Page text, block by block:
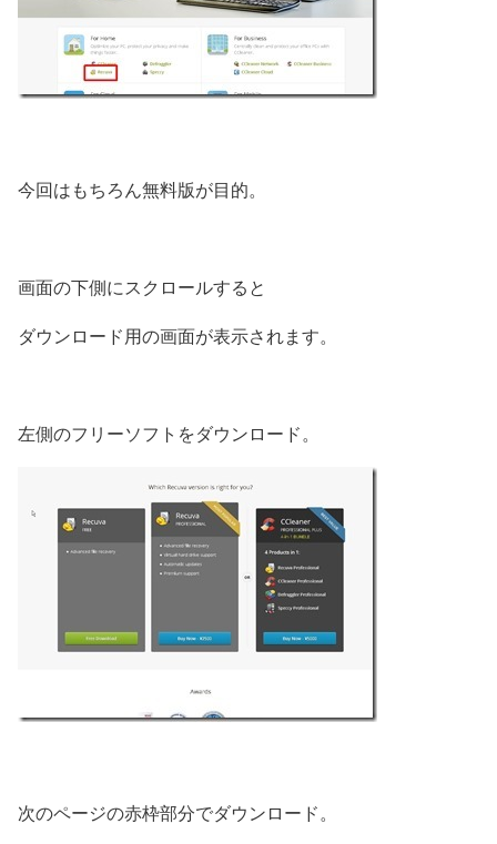
今回はもちろん無料版が目的。
画面の下側にスクロールすると
ダウンロード用の画面が表示されます。
左側のフリーソフトをダウンロード。
次のページの赤枠部分でダウンロード。